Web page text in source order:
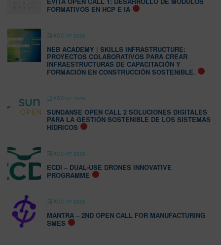
FORMATIVOS EN HCP E IA
AGO 07 2026
NEB ACADEMY | SKILLS INFRASTRUCTURE:
PROYECTOS COLABORATIVOS PARA CREAR
INFRAESTRUCTURAS DE CAPACITACIÓN Y
FORMACIÓN EN CONSTRUCCIÓN SOSTENIBLE.
AGO 07 2026
SUNDANSE OPEN CALL 2 SOLUCIONES DIGITALES
PARA LA GESTIÓN SOSTENIBLE DE LOS SISTEMAS
HÍDRICOS
AGO 07 2026
ECDI – DUAL-USE DRONES INNOVATIVE
PROGRAMME
AGO 07 2026
MANTRA – 2ND OPEN CALL FOR MANUFACTURING
SMES